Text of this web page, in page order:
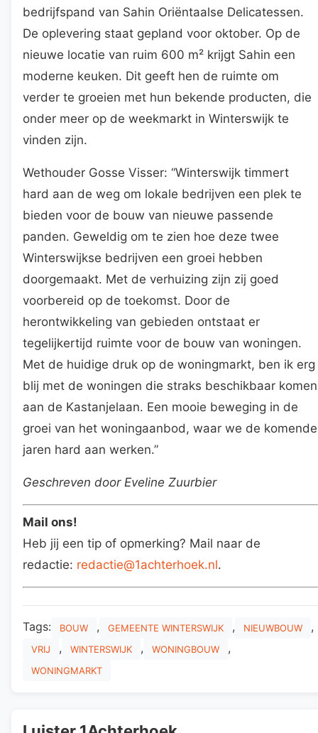
bedrijfspand van Sahin Oriëntaalse Delicatessen.
De oplevering staat gepland voor oktober. Op de
nieuwe locatie van ruim 600 m² krijgt Sahin een
moderne keuken. Dit geeft hen de ruimte om
verder te groeien met hun bekende producten, die
onder meer op de weekmarkt in Winterswijk te
vinden zijn.
Wethouder Gosse Visser: “Winterswijk timmert
hard aan de weg om lokale bedrijven een plek te
bieden voor de bouw van nieuwe passende
panden. Geweldig om te zien hoe deze twee
Winterswijkse bedrijven een groei hebben
doorgemaakt. Met de verhuizing zijn zij goed
voorbereid op de toekomst. Door de
herontwikkeling van gebieden ontstaat er
tegelijkertijd ruimte voor de bouw van woningen.
Met de huidige druk op de woningmarkt, ben ik erg
blij met de woningen die straks beschikbaar komen
aan de Kastanjelaan. Een mooie beweging in de
groei van het woningaanbod, waar we de komende
jaren hard aan werken.”
Geschreven door Eveline Zuurbier
Mail ons!
Heb jij een tip of opmerking? Mail naar de
redactie: redactie@1achterhoek.nl.
Tags: BOUW , GEMEENTE WINTERSWIJK , NIEUWBOUW ,
VRIJ , WINTERSWIJK , WONINGBOUW ,
WONINGMARKT